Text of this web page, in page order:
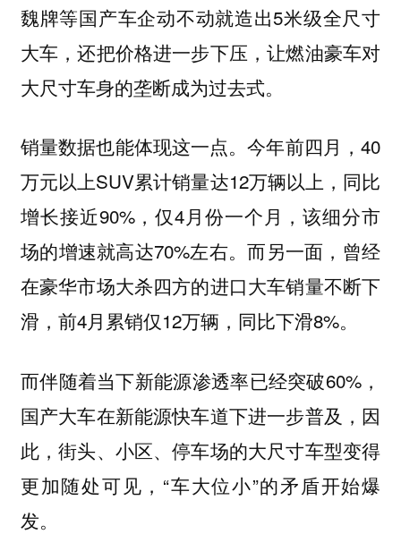
魏牌等国产车企动不动就造出5米级全尺寸
大车，还把价格进一步下压，让燃油豪车对
大尺寸车身的垄断成为过去式。
销量数据也能体现这一点。今年前四月，40
万元以上SUV累计销量达12万辆以上，同比
增长接近90%，仅4月份一个月，该细分市
场的增速就高达70%左右。而另一面，曾经
在豪华市场大杀四方的进口大车销量不断下
滑，前4月累销仅12万辆，同比下滑8%。‌‌
而伴随着当下新能源渗透率已经突破60%，
国产大车在新能源快车道下进一步普及，因
此，街头、小区、停车场的大尺寸车型变得
更加随处可见，“车大位小”的矛盾开始爆
发。